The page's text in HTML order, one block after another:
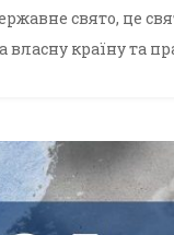
свято, це
власну країну та